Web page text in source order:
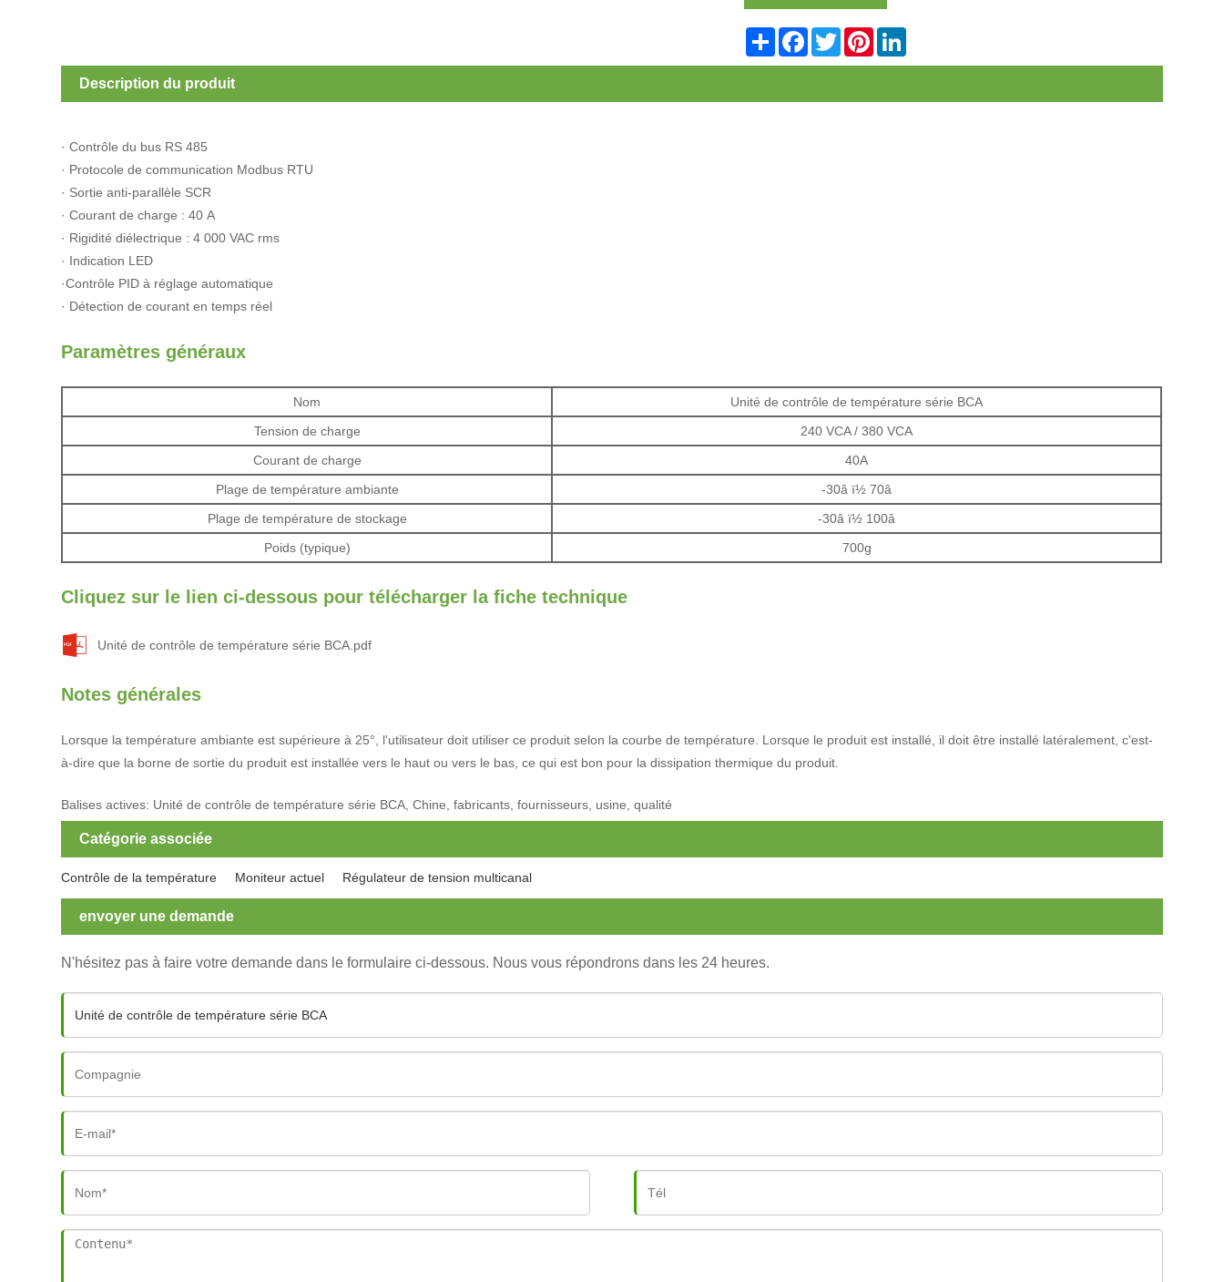
ShareFacebook
TwitterPinterest
Description du produit
· Contrôle du bus RS 485
· Protocole de communication Modbus RTU
· Sortie anti-parallèle SCR
· Courant de charge : 40 A
· Rigidité diélectrique : 4 000 VAC rms
· Indication LED
·Contrôle PID à réglage automatique
· Détection de courant en temps réel
Paramètres généraux
Nom
Unité de contrôle de température série BCA
Tension de charge
240 VCA / 380 VCA
Courant de charge
40A
Plage de température ambiante
-30â ï½ 70â
Plage de température de stockage
-30â ï½ 100â
Poids (typique)
700g
Cliquez sur le lien ci-dessous pour télécharger la fiche technique
Unité de contrôle de température série BCA.pdf
Notes générales
Lorsque la température ambiante est supérieure à 25°, l'utilisateur doit utiliser ce produit selon la courbe de température. Lorsque le produit est installé, il doit être installé latéralement, c'est-
à-dire que la borne de sortie du produit est installée vers le haut ou vers le bas, ce qui est bon pour la dissipation thermique du produit.
Balises actives: Unité de contrôle de température série BCA, Chine, fabricants, fournisseurs, usine, qualité
Catégorie associée
Contrôle de la température Moniteur actuel Régulateur de tension multicanal
envoyer une demande
N'hésitez pas à faire votre demande dans le formulaire ci-dessous. Nous vous répondrons dans les 24 heures.